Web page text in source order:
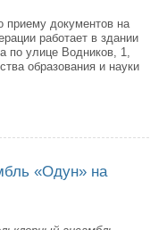
приему документов на
работает в здании
по улице Водников, 1,
образования и науки
«Одун» на